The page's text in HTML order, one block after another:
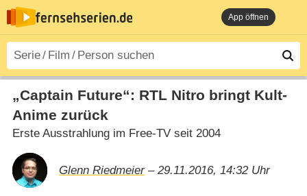
App öffnen
„Captain Future“: RTL Nitro bringt Kult-
Anime zurück
Erste Ausstrahlung im Free-TV seit 2004
Glenn Riedmeier– 29.11.2016, 14:32 Uhr